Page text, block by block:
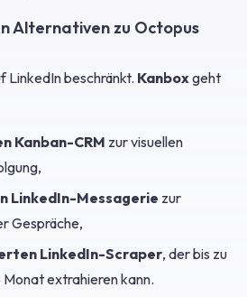
Alternativen zu Octopus
LinkedIn beschränkt. Kanboxgeht
Kanban-CRM zur visuellen
LinkedIn-Messagerie zur
Gespräche,
LinkedIn-Scraper, der bis zu
extrahieren kann.